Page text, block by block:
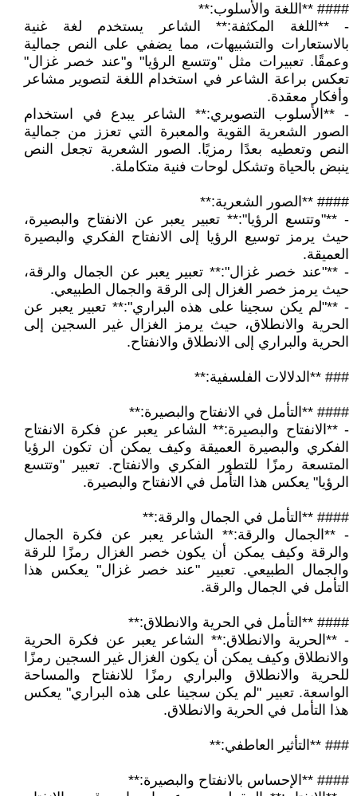
#### **اللغة والأسلوب:**
- **اللغة المكثفة:** الشاعر يستخدم لغة غنية
بالاستعارات والتشبيهات، مما يضفي على النص جمالية
وعمقًا. تعبيرات مثل "وتتسع الرؤيا" و"عند خصر غزال"
تعكس براعة الشاعر في استخدام اللغة لتصوير مشاعر
وأفكار معقدة.
- **الأسلوب التصويري:** الشاعر يبدع في استخدام
الصور الشعرية القوية والمعبرة التي تعزز من جمالية
النص وتعطيه بعدًا رمزيًا. الصور الشعرية تجعل النص
ينبض بالحياة وتشكل لوحات فنية متكاملة.
#### **الصور الشعرية:**
- **"وتتسع الرؤيا":** تعبير يعبر عن الانفتاح والبصيرة،
حيث يرمز توسيع الرؤيا إلى الانفتاح الفكري والبصيرة
العميقة.
- **"عند خصر غزال":** تعبير يعبر عن الجمال والرقة،
حيث يرمز خصر الغزال إلى الرقة والجمال الطبيعي.
- **"لم يكن سجينا على هذه البراري":** تعبير يعبر عن
الحرية والانطلاق، حيث يرمز الغزال غير السجين إلى
الحرية والبراري إلى الانطلاق والانفتاح.
### **الدلالات الفلسفية:**
#### **التأمل في الانفتاح والبصيرة:**
- **الانفتاح والبصيرة:** الشاعر يعبر عن فكرة الانفتاح
الفكري والبصيرة العميقة وكيف يمكن أن تكون الرؤيا
المتسعة رمزًا للتطور الفكري والانفتاح. تعبير "وتتسع
الرؤيا" يعكس هذا التأمل في الانفتاح والبصيرة.
#### **التأمل في الجمال والرقة:**
- **الجمال والرقة:** الشاعر يعبر عن فكرة الجمال
والرقة وكيف يمكن أن يكون خصر الغزال رمزًا للرقة
والجمال الطبيعي. تعبير "عند خصر غزال" يعكس هذا
التأمل في الجمال والرقة.
#### **التأمل في الحرية والانطلاق:**
- **الحرية والانطلاق:** الشاعر يعبر عن فكرة الحرية
والانطلاق وكيف يمكن أن يكون الغزال غير السجين رمزًا
للحرية والانطلاق والبراري رمزًا للانفتاح والمساحة
الواسعة. تعبير "لم يكن سجينا على هذه البراري" يعكس
هذا التأمل في الحرية والانطلاق.
### **التأثير العاطفي:**
#### **الإحساس بالانفتاح والبصيرة:**